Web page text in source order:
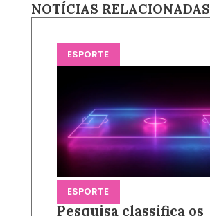
NOTÍCIAS RELACIONADAS
ESPORTE
ESPORTE
Pesquisa classifica os